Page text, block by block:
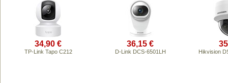
34,90 €
TP-Link Tapo C212
36,15 €
D-Link DCS-6501LH Hikvision